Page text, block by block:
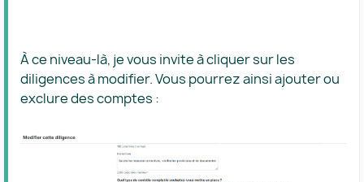
À ce niveau-là, je vous invite à cliquer sur les
diligences à modifier. Vous pourrez ainsi ajouter ou
exclure des comptes :